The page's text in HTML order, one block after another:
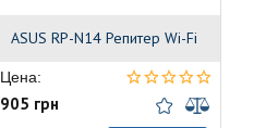
ASUS RP-N14 Репитер Wi-Fi
Цена:
905 грн